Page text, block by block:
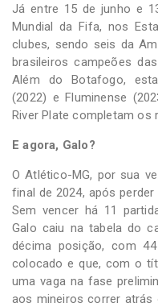
Já entre 15 de junho e
Mundial da Fifa, nos
clubes, sendo seis da
brasileiros campeões
Além do Botafogo,
(2022) e Fluminense
River Plate completam os
E agora, Galo?
O Atlético-MG, por sua
final de 2024, após
Sem vencer há 11
Galo caiu na tabela do
décima posição, com
colocado e que, com o
uma vaga na fase
aos mineiros correr atrás